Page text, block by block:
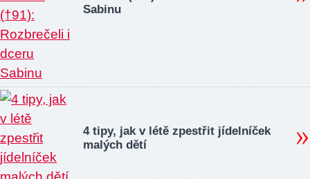
Sabinu
4 tipy, jak v létě zpestřit jídelníček
malých dětí